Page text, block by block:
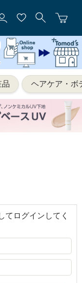
品 ヘアケア・ボ
てログインしてく